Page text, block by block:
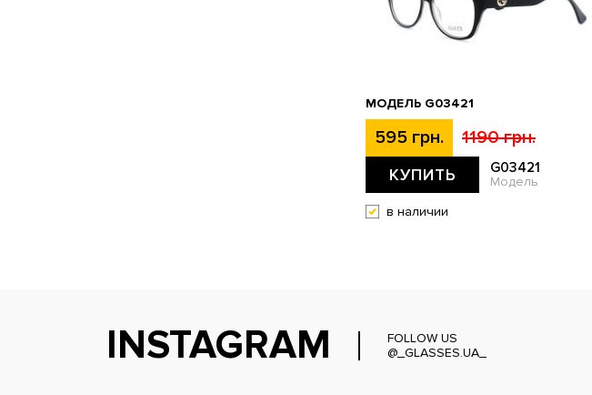
МОДЕЛЬ G03421
595 грн. 1190 грн.
КУПИТЬ G03421
Модель
в наличии
INSTAGRAM
FOLLOW US
@_GLASSES.UA_